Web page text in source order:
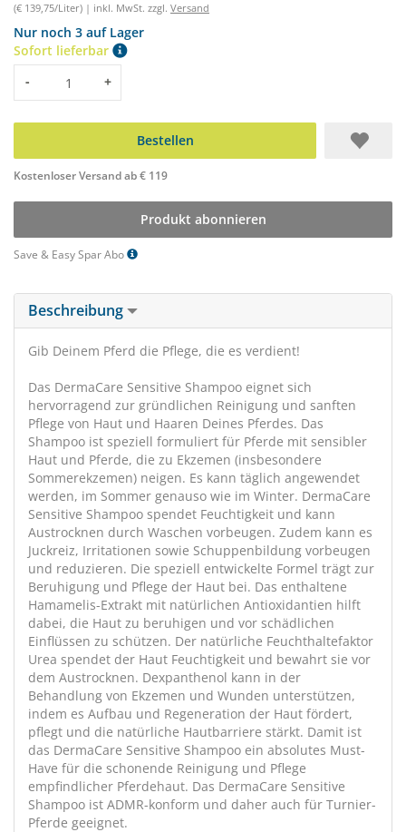
(€ 139,75/Liter) | inkl. MwSt. zzgl. Versand
Nur noch 3 auf Lager
Sofort lieferbar
Menge
- +
Bestellen
Kostenloser Versand ab € 119
Produkt abonnieren
Save & Easy Spar Abo
Beschreibung
Gib Deinem Pferd die Pflege, die es verdient!
Das DermaCare Sensitive Shampoo eignet sich
hervorragend zur gründlichen Reinigung und sanften
Pflege von Haut und Haaren Deines Pferdes. Das
Shampoo ist speziell formuliert für Pferde mit sensibler
Haut und Pferde, die zu Ekzemen (insbesondere
Sommerekzemen) neigen. Es kann täglich angewendet
werden, im Sommer genauso wie im Winter. DermaCare
Sensitive Shampoo spendet Feuchtigkeit und kann
Austrocknen durch Waschen vorbeugen. Zudem kann es
Juckreiz, Irritationen sowie Schuppenbildung vorbeugen
und reduzieren. Die speziell entwickelte Formel trägt zur
Beruhigung und Pflege der Haut bei. Das enthaltene
Hamamelis-Extrakt mit natürlichen Antioxidantien hilft
dabei, die Haut zu beruhigen und vor schädlichen
Einflüssen zu schützen. Der natürliche Feuchthaltefaktor
Urea spendet der Haut Feuchtigkeit und bewahrt sie vor
dem Austrocknen. Dexpanthenol kann in der
Behandlung von Ekzemen und Wunden unterstützen,
indem es Aufbau und Regeneration der Haut fördert,
pflegt und die natürliche Hautbarriere stärkt. Damit ist
das DermaCare Sensitive Shampoo ein absolutes Must-
Have für die schonende Reinigung und Pflege
empfindlicher Pferdehaut. Das DermaCare Sensitive
Shampoo ist ADMR-konform und daher auch für Turnier-
Pferde geeignet.